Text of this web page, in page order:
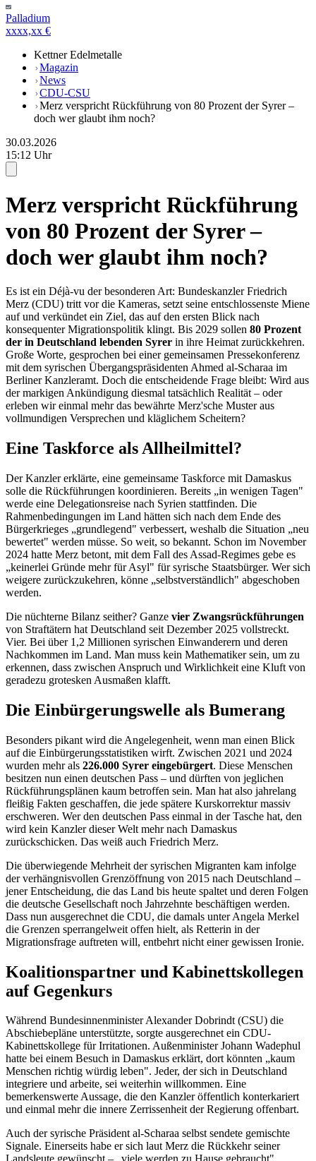
Palladium
xxxx,xx €
Kettner Edelmetalle
Magazin
News
CDU-CSU
Merz verspricht Rückführung von 80 Prozent der Syrer –
doch wer glaubt ihm noch?
30.03.2026
15:12 Uhr
Merz verspricht Rückführung
von 80 Prozent der Syrer –
doch wer glaubt ihm noch?
Es ist ein Déjà-vu der besonderen Art: Bundeskanzler Friedrich
Merz (CDU) tritt vor die Kameras, setzt seine entschlossenste Miene
auf und verkündet ein Ziel, das auf den ersten Blick nach
konsequenter Migrationspolitik klingt. Bis 2029 sollen 80 Prozent
der in Deutschland lebenden Syrer in ihre Heimat zurückkehren.
Große Worte, gesprochen bei einer gemeinsamen Pressekonferenz
mit dem syrischen Übergangspräsidenten Ahmed al-Scharaa im
Berliner Kanzleramt. Doch die entscheidende Frage bleibt: Wird aus
der markigen Ankündigung diesmal tatsächlich Realität – oder
erleben wir einmal mehr das bewährte Merz'sche Muster aus
vollmundigen Versprechen und kläglichem Scheitern?
Eine Taskforce als Allheilmittel?
Der Kanzler erklärte, eine gemeinsame Taskforce mit Damaskus
solle die Rückführungen koordinieren. Bereits „in wenigen Tagen"
werde eine Delegationsreise nach Syrien stattfinden. Die
Rahmenbedingungen im Land hätten sich nach dem Ende des
Bürgerkrieges „grundlegend" verbessert, weshalb die Situation „neu
bewertet" werden müsse. So weit, so bekannt. Schon im November
2024 hatte Merz betont, mit dem Fall des Assad-Regimes gebe es
„keinerlei Gründe mehr für Asyl" für syrische Staatsbürger. Wer sich
weigere zurückzukehren, könne „selbstverständlich" abgeschoben
werden.
Die nüchterne Bilanz seither? Ganze vier Zwangsrückführungen
von Straftätern hat Deutschland seit Dezember 2025 vollstreckt.
Vier. Bei über 1,2 Millionen syrischen Einwanderern und deren
Nachkommen im Land. Man muss kein Mathematiker sein, um zu
erkennen, dass zwischen Anspruch und Wirklichkeit eine Kluft von
geradezu grotesken Ausmaßen klafft.
Die Einbürgerungswelle als Bumerang
Besonders pikant wird die Angelegenheit, wenn man einen Blick
auf die Einbürgerungsstatistiken wirft. Zwischen 2021 und 2024
wurden mehr als 226.000 Syrer eingebürgert. Diese Menschen
besitzen nun einen deutschen Pass – und dürften von jeglichen
Rückführungsplänen kaum betroffen sein. Man hat also jahrelang
fleißig Fakten geschaffen, die jede spätere Kurskorrektur massiv
erschweren. Wer den deutschen Pass einmal in der Tasche hat, den
wird kein Kanzler dieser Welt mehr nach Damaskus
zurückschicken. Das weiß auch Friedrich Merz.
Die überwiegende Mehrheit der syrischen Migranten kam infolge
der verhängnisvollen Grenzöffnung von 2015 nach Deutschland –
jener Entscheidung, die das Land bis heute spaltet und deren Folgen
die deutsche Gesellschaft noch Jahrzehnte beschäftigen werden.
Dass nun ausgerechnet die CDU, die damals unter Angela Merkel
die Grenzen sperrangelweit offen hielt, als Retterin in der
Migrationsfrage auftreten will, entbehrt nicht einer gewissen Ironie.
Koalitionspartner und Kabinettskollegen
auf Gegenkurs
Während Bundesinnenminister Alexander Dobrindt (CSU) die
Abschiebepläne unterstützte, sorgte ausgerechnet ein CDU-
Kabinettskollege für Irritationen. Außenminister Johann Wadephul
hatte bei einem Besuch in Damaskus erklärt, dort könnten „kaum
Menschen richtig würdig leben". Jeder, der sich in Deutschland
integriere und arbeite, sei weiterhin willkommen. Eine
bemerkenswerte Aussage, die den Kanzler öffentlich konterkariert
und einmal mehr die innere Zerrissenheit der Regierung offenbart.
Auch der syrische Präsident al-Scharaa selbst sendete gemischte
Signale. Einerseits habe er sich laut Merz die Rückkehr seiner